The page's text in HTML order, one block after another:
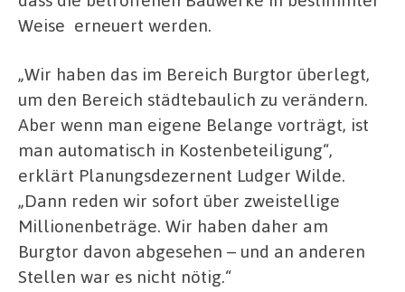
Weise erneuert werden.
„Wir haben das im Bereich Burgtor überlegt,
um den Bereich städtebaulich zu verändern.
Aber wenn man eigene Belange vorträgt, ist
man automatisch in Kostenbeteiligung“,
erklärt Planungsdezernent Ludger Wilde.
„Dann reden wir sofort über zweistellige
Millionenbeträge. Wir haben daher am
Burgtor davon abgesehen – und an anderen
Stellen war es nicht nötig.“